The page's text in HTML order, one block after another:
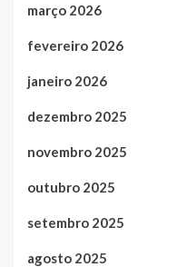
março 2026
fevereiro 2026
janeiro 2026
dezembro 2025
novembro 2025
outubro 2025
setembro 2025
agosto 2025